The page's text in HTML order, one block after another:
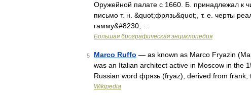
Оружейной палате с 1660. Б. принадлежал к
письмо т. н. &quot;фрязь&quot;, т. е. черты
гамму&#8230; …
Большая биографическая энциклопедия
5 Marco Ruffo — as known as Marco Fryazin
was an Italian architect active in Moscow in the
Russian word фрязь (fryaz), derived from frank,
Wikipedia